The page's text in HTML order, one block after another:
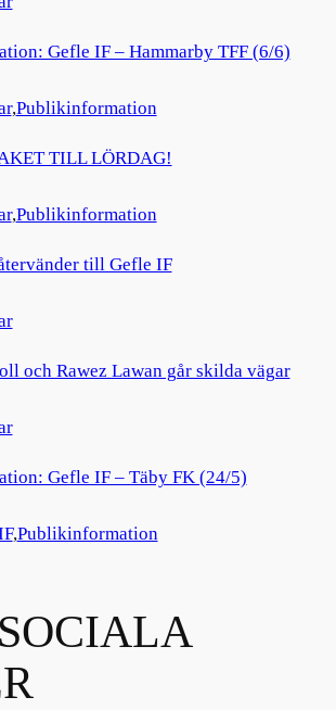
Gefle IF – Hammarby TFF (6/6)
,Publikinformation
TILL LÖRDAG!
,Publikinformation
till Gefle IF
och Rawez Lawan går skilda vägar
Gefle IF – Täby FK (24/5)
,Publikinformation